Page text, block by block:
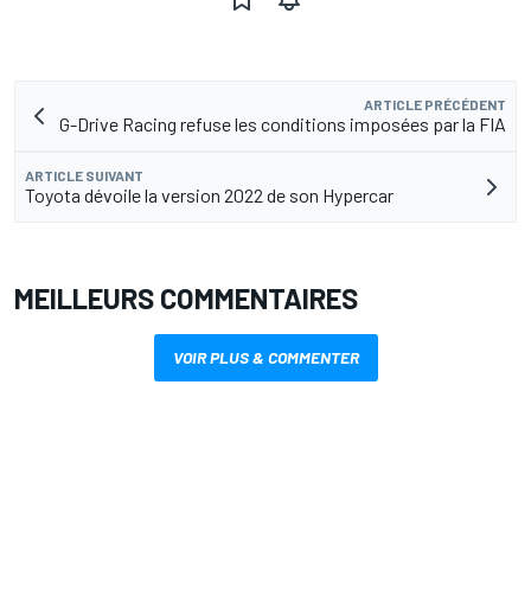
ARTICLE PRÉCÉDENT
G-Drive Racing refuse les conditions imposées par la FIA
ARTICLE SUIVANT
Toyota dévoile la version 2022 de son Hypercar
MEILLEURS COMMENTAIRES
VOIR PLUS & COMMENTER